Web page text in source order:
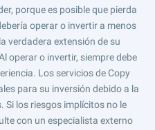
porque es posible que pierda
operar o invertir a menos
verdadera extensión de su
operar o invertir, siempre debe
Los servicios de Copy
para su inversión debido a la
Si los riesgos implícitos no le
con un especialista externo